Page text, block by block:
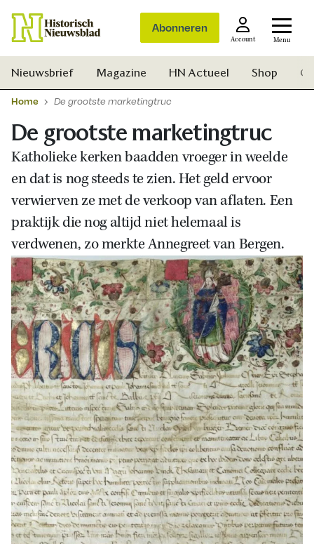
Abonneren
Account Menu
Zoek
Nieuwsbrief Magazine HN Actueel Shop
Home De grootste marketingtruc
De grootste marketingtruc
Katholieke kerken baadden vroeger in weelde
en dat is nog steeds te zien. Het geld ervoor
verwierven ze met de verkoop van aflaten. Een
praktijk die nog altijd niet helemaal is
verdwenen, zo merkte Annegreet van Bergen.